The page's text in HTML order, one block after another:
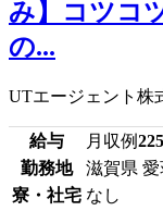
み】コツコ
の...
UTエージェント株
給与 月収例
勤務地
滋賀県
寮・社宅 なし